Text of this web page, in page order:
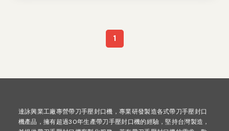
1
達詠興業工廠專營帶刀手壓封口機，專業研發製造各式帶刀手壓封口
機產品，擁有超過30年生產帶刀手壓封口機的經驗，堅持台灣製造，